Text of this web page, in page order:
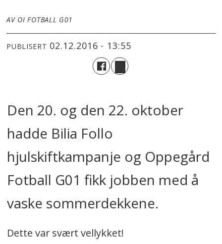
AV OI FOTBALL G01
PUBLISERT 02.12.2016 - 13:55
Den 20. og den 22. oktober
hadde Bilia Follo
hjulskiftkampanje og Oppegård
Fotball G01 fikk jobben med å
vaske sommerdekkene.
Dette var svært vellykket!